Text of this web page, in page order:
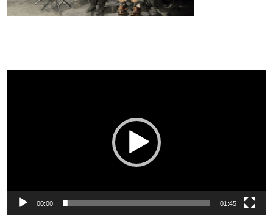
00:00 01:45